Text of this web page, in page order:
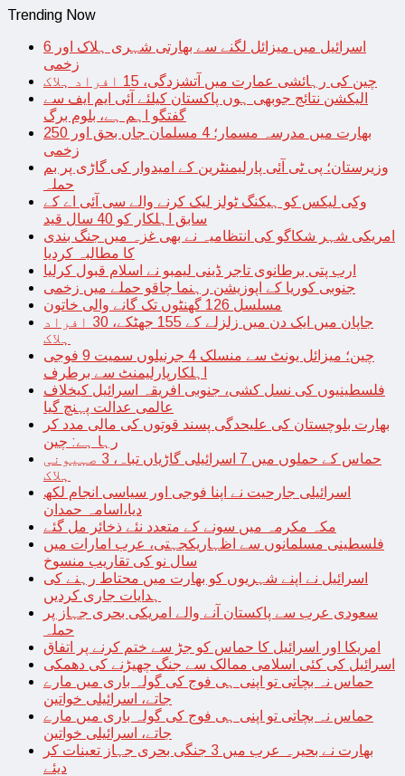
Trending Now
اسرائیل میں میزائل لگنے سے بھارتی شہری ہلاک اور 6
زخمی
چین کی رہائشی عمارت میں آتشزدگی، 15 افراد ہلاک
الیکشن نتائج جوبھی ہوں پاکستان کیلئے آئی ایم ایف سے
گفتگو اہم ہے، بلوم برگ
بھارت میں مدرسہ مسمار؛ 4 مسلمان جاں بحق اور 250
زخمی
وزیرستان؛ پی ٹی آئی پارلیمنٹرین کے امیدوار کی گاڑی پر بم
حملہ
وکی لیکس کو ہیکنگ ٹولز لیک کرنے والے سی آئی اے کے
سابق اہلکار کو 40 سال قید
امریکی شہر شکاگو کی انتظامیہ نے بھی غزہ میں جنگ بندی
کا مطالبہ کردیا
ارب پتی برطانوی تاجر ڈینی لیمبو نے اسلام قبول کرلیا
جنوبی کوریا کے اپوزیشن رہنما چاقو حملے میں زخمی
مسلسل 126 گھنٹوں تک گانے والی خاتون
جاپان میں ایک دن میں زلزلے کے 155 جھٹکے، 30 افراد
ہلاک
چین؛ میزائل یونٹ سے منسلک 4 جرنیلوں سمیت 9 فوجی
اہلکارپارلیمنٹ سے برطرف
فلسطینیوں کی نسل کشی، جنوبی افریقہ اسرائیل کیخلاف
عالمی عدالت پہنچ گیا
بھارت بلوچستان کی علیحدگی پسند قوتوں کی مالی مدد کر
رہا ہے: چین
حماس کے حملوں میں 7 اسرائیلی گاڑیاں تباہ، 3 صہیونی
ہلاک
اسرائیلی جارحیت نے اپنا فوجی اور سیاسی انجام لکھ
دیا،اسامہ حمدان
مکہ مکرمہ میں سونے کے متعدد نئے ذخائر مل گئے
فلسطینی مسلمانوں سے اظہاریکجہتی، عرب امارات میں
سال نو کی تقاریب منسوخ
اسرائیل نے اپنے شہریوں کو بھارت میں محتاط رہنے کی
ہدایات جاری کردیں
سعودی عرب سے پاکستان آنے والے امریکی بحری جہاز پر
حملہ
امریکا اور اسرائیل کا حماس کو جڑ سے ختم کرنے پر اتفاق
اسرائیل کی کئی اسلامی ممالک سے جنگ چھیڑنے کی دھمکی
حماس نہ بچاتی تو اپنی ہی فوج کی گولہ باری میں مارے
جاتے، اسرائیلی خواتین
حماس نہ بچاتی تو اپنی ہی فوج کی گولہ باری میں مارے
جاتے، اسرائیلی خواتین
بھارت نے بحیرہ عرب میں 3 جنگی بحری جہاز تعینات کر
دیئے